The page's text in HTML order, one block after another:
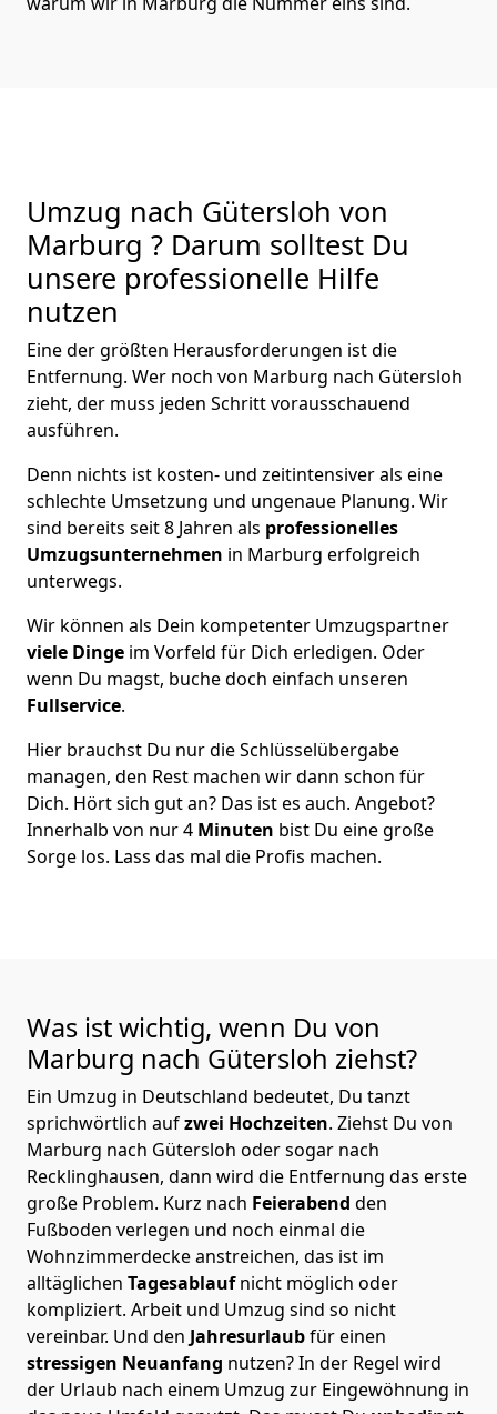
Umzug nach Gütersloh von
Marburg ? Darum solltest Du
unsere professionelle Hilfe
nutzen
Eine der größten Herausforderungen ist die
Entfernung. Wer noch von Marburg nach Gütersloh
zieht, der muss jeden Schritt vorausschauend
ausführen.
Denn nichts ist kosten- und zeitintensiver als eine
schlechte Umsetzung und ungenaue Planung. Wir
sind bereits seit 8 Jahren als professionelles
Umzugsunternehmen in Marburg erfolgreich
unterwegs.
Wir können als Dein kompetenter Umzugspartner
viele Dinge im Vorfeld für Dich erledigen. Oder
wenn Du magst, buche doch einfach unseren
Fullservice.
Hier brauchst Du nur die Schlüsselübergabe
managen, den Rest machen wir dann schon für
Dich. Hört sich gut an? Das ist es auch. Angebot?
Innerhalb von nur 4 Minuten bist Du eine große
Sorge los. Lass das mal die Profis machen.
Was ist wichtig, wenn Du von
Marburg nach Gütersloh ziehst?
Ein Umzug in Deutschland bedeutet, Du tanzt
sprichwörtlich aufzwei Hochzeiten. Ziehst Du von
Marburg nach Gütersloh oder sogar nach
Recklinghausen, dann wird die Entfernung das erste
große Problem. Kurz nach Feierabend den
Fußboden verlegen und noch einmal die
Wohnzimmerdecke anstreichen, das ist im
alltäglichen Tagesablaufnicht möglich oder
kompliziert. Arbeit und Umzug sind so nicht
vereinbar. Und den Jahresurlaubfür einen
stressigen Neuanfang nutzen? In der Regel wird
der Urlaub nach einem Umzug zur Eingewöhnung in